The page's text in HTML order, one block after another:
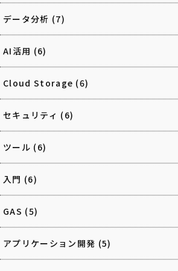
データ分析 (7)
AI活用 (6)
Cloud Storage (6)
セキュリティ (6)
ツール (6)
入門 (6)
GAS (5)
アプリケーション開発 (5)